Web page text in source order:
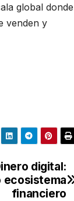
global donde
venden y
digital:
ecosistema
financiero